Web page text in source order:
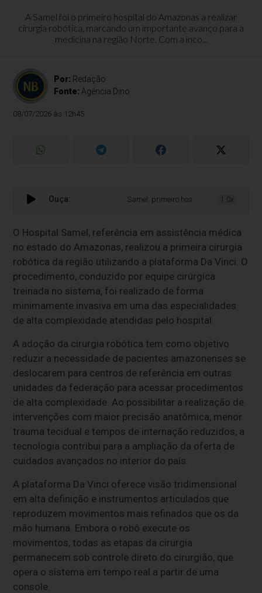
A Samel foi o primeiro hospital do Amazonas a realizar
cirurgia robótica, marcando um importante avanço para a
medicina na região Norte. Com a inco...
Por: Redação
Fonte: Agência Dino
08/07/2026 às 12h45
Ouça: Samel: primeiro hospital do Amazonas
1.0x
O Hospital Samel, referência em assistência médica
no estado do Amazonas, realizou a primeira cirurgia
robótica da região utilizando a plataforma Da Vinci. O
procedimento, conduzido por equipe cirúrgica
treinada no sistema, foi realizado de forma
minimamente invasiva em uma das especialidades
de alta complexidade atendidas pelo hospital.
A adoção da cirurgia robótica tem como objetivo
reduzir a necessidade de pacientes amazonenses se
deslocarem para centros de referência em outras
unidades da federação para acessar procedimentos
de alta complexidade. Ao possibilitar a realização de
intervenções com maior precisão anatômica, menor
trauma tecidual e tempos de internação reduzidos, a
tecnologia contribui para a ampliação da oferta de
cuidados avançados no interior do país.
A plataforma Da Vinci oferece visão tridimensional
em alta definição e instrumentos articulados que
reproduzem movimentos mais refinados que os da
mão humana. Embora o robô execute os
movimentos, todas as etapas da cirurgia
permanecem sob controle direto do cirurgião, que
opera o sistema em tempo real a partir de uma
console.